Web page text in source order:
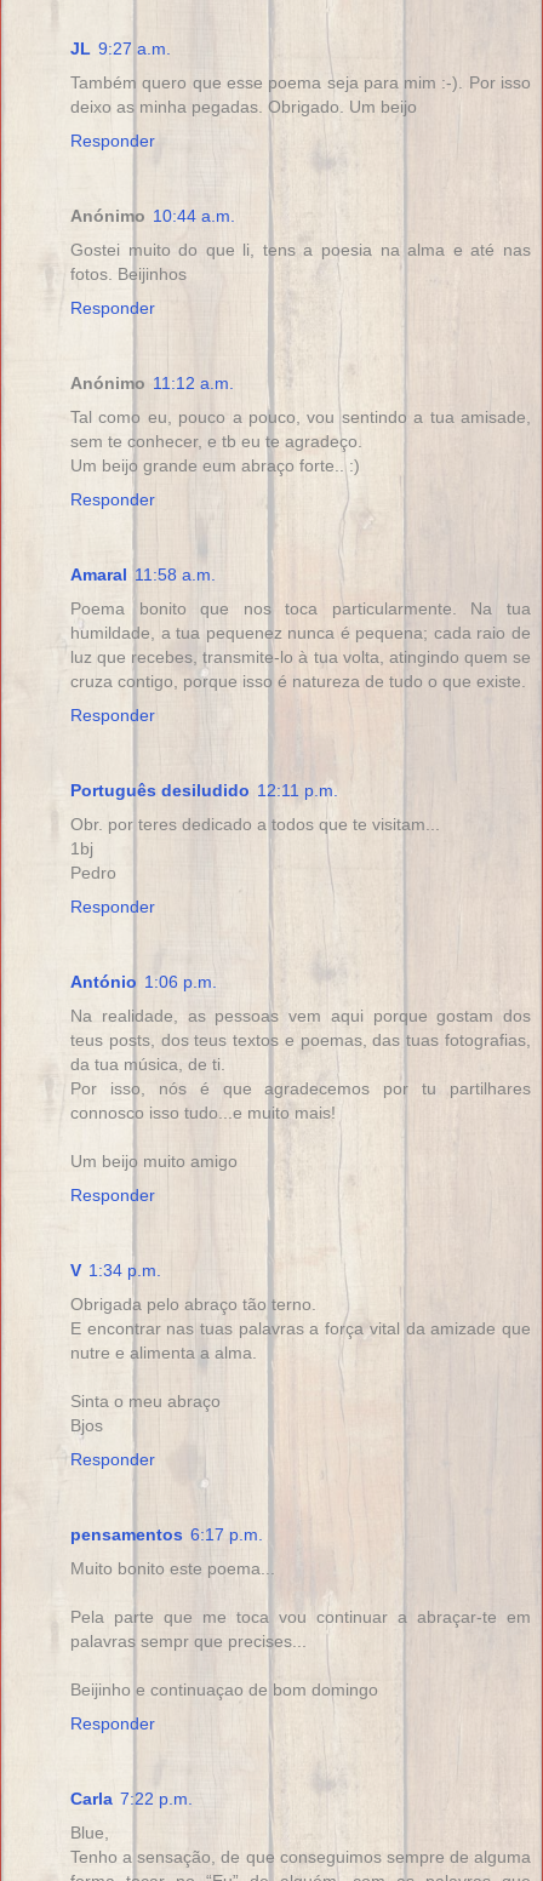
JL 9:27 a.m.
Também quero que esse poema seja para mim :-). Por isso
deixo as minha pegadas. Obrigado. Um beijo
Responder
Anónimo 10:44 a.m.
Gostei muito do que li, tens a poesia na alma e até nas
fotos. Beijinhos
Responder
Anónimo 11:12 a.m.
Tal como eu, pouco a pouco, vou sentindo a tua amisade,
sem te conhecer, e tb eu te agradeço.
Um beijo grande eum abraço forte.. :)
Responder
Amaral 11:58 a.m.
Poema bonito que nos toca particularmente. Na tua
humildade, a tua pequenez nunca é pequena; cada raio de
luz que recebes, transmite-lo à tua volta, atingindo quem se
cruza contigo, porque isso é natureza de tudo o que existe.
Responder
Português desiludido 12:11 p.m.
Obr. por teres dedicado a todos que te visitam...
1bj
Pedro
Responder
António 1:06 p.m.
Na realidade, as pessoas vem aqui porque gostam dos
teus posts, dos teus textos e poemas, das tuas fotografias,
da tua música, de ti.
Por isso, nós é que agradecemos por tu partilhares
connosco isso tudo...e muito mais!
Um beijo muito amigo
Responder
V 1:34 p.m.
Obrigada pelo abraço tão terno.
E encontrar nas tuas palavras a força vital da amizade que
nutre e alimenta a alma.
Sinta o meu abraço
Bjos
Responder
pensamentos 6:17 p.m.
Muito bonito este poema...
Pela parte que me toca vou continuar a abraçar-te em
palavras sempr que precises...
Beijinho e continuaçao de bom domingo
Responder
Carla 7:22 p.m.
Blue,
Tenho a sensação, de que conseguimos sempre de alguma